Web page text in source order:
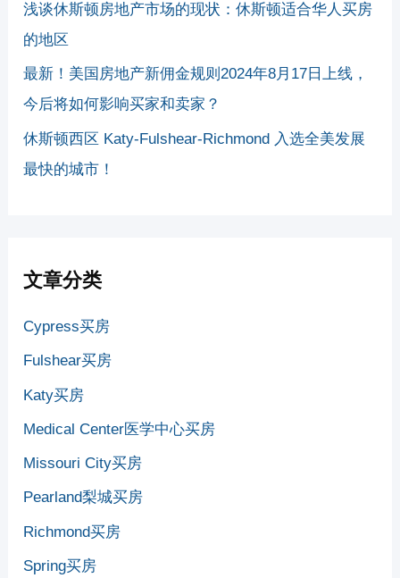
浅谈休斯顿房地产市场的现状：休斯顿适合华人买房
的地区
最新！美国房地产新佣金规则2024年8月17日上线，
今后将如何影响买家和卖家？
休斯顿西区 Katy-Fulshear-Richmond 入选全美发展
最快的城市！
文章分类
Cypress买房
Fulshear买房
Katy买房
Medical Center医学中心买房
Missouri City买房
Pearland梨城买房
Richmond买房
Spring买房